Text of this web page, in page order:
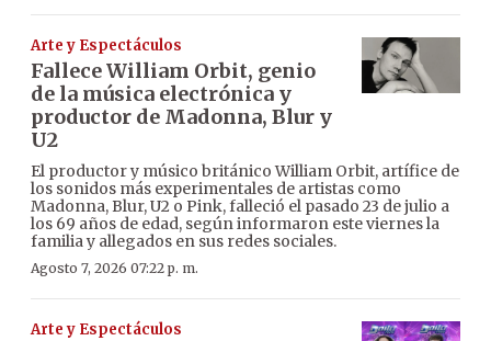
Arte y Espectáculos
Fallece William Orbit, genio
de la música electrónica y
productor de Madonna, Blur y
U2
El productor y músico británico William Orbit, artífice de
los sonidos más experimentales de artistas como
Madonna, Blur, U2 o Pink, falleció el pasado 23 de julio a
los 69 años de edad, según informaron este viernes la
familia y allegados en sus redes sociales.
Agosto 7, 2026 07:22 p. m.
Arte y Espectáculos